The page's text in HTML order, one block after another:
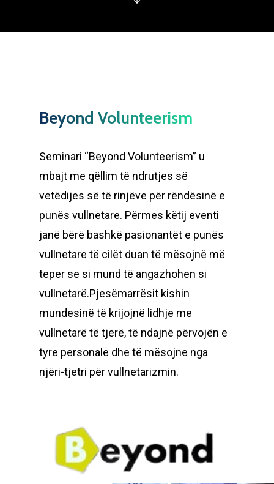
Beyond Volunteerism
Seminari “Beyond Volunteerism” u
mbajt me qëllim të ndrutjes së
vetëdijes së të rinjëve për rëndësinë e
punës vullnetare. Përmes këtij eventi
janë bërë bashkë pasionantët e punës
vullnetare të cilët duan të mësojnë më
teper se si mund të angazhohen si
vullnetarë.Pjesëmarrësit kishin
mundesinë të krijojnë lidhje me
vullnetarë të tjerë, të ndajnë përvojën e
tyre personale dhe të mësojne nga
njëri-tjetri për vullnetarizmin.